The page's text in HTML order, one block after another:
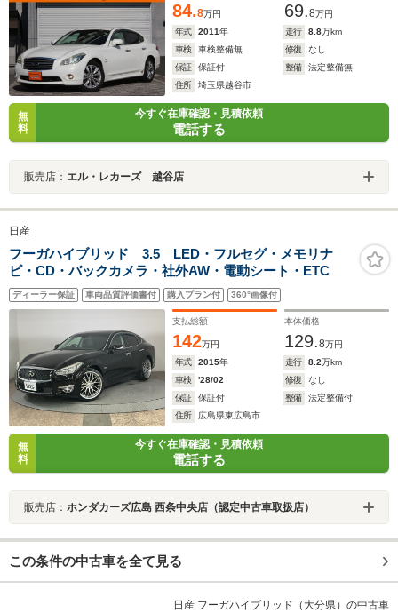
84.8万円 69.8万円
年式
2011年 走行 8.8万km
車検
車検整備無 修復
なし
保証
保証付 整備
法定整備無
住所
埼玉県越谷市
無
料
今すぐ在庫確認・見積依頼
電話する
販売店： エル・レカーズ 越谷店
日産
フーガハイブリッド 3.5 LED・フルセグ・メモリナ
ビ・CD・バックカメラ・社外AW・電動シート・ETC
ディーラー保証 車両品質評価書付 購入プラン付 360°画像付
支払総額
142万円
本体価格
129.8万円
年式
2015年 走行 8.2万km
車検
'28/02 修復
なし
保証
保証付 整備
法定整備付
住所
広島県東広島市
無
料
今すぐ在庫確認・見積依頼
電話する
販売店： ホンダカーズ広島 西条中央店（認定中古車取扱店）
この条件の中古車を全て見る
日産 フーガハイブリッド（大分県）の中古車